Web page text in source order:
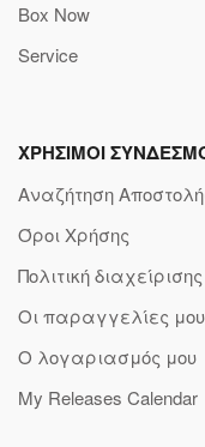
Box Now
Service
ΧΡΗΣΙΜΟΙ
Αναζήτηση
Όροι Χρήσης
Πολιτική
Οι παραγγελίες μου
Ο λογαριασμός μου
My Releases Calendar